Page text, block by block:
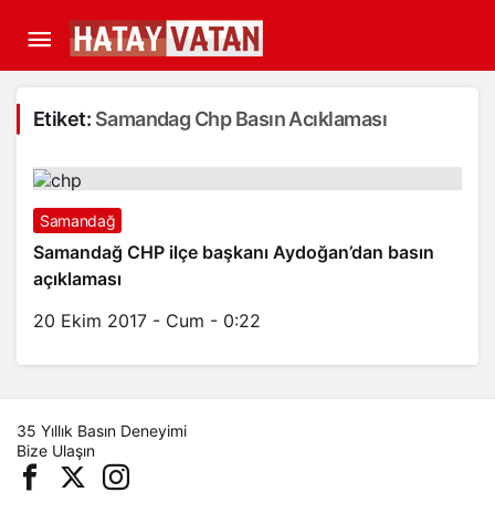
Etiket: Samandag Chp Basın Acıklaması
Samandağ
Samandağ CHP ilçe başkanı Aydoğan’dan basın
açıklaması
20 Ekim 2017 - Cum - 0:22
35 Yıllık Basın Deneyimi
Bize Ulaşın